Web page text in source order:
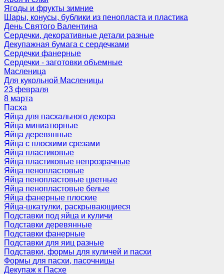
Ягоды и фрукты зимние
Шары, конусы, бублики из пенопласта и пластика
День Святого Валентина
Сердечки, декоративные детали разные
Декупажная бумага с сердечками
Сердечки фанерные
Сердечки - заготовки объемные
Масленица
Для кукольной Масленицы
23 февраля
8 марта
Пасха
Яйца для пасхального декора
Яйца миниатюрные
Яйца деревянные
Яйца с плоскими срезами
Яйца пластиковые
Яйца пластиковые непрозрачные
Яйца пенопластовые
Яйца пенопластовые цветные
Яйца пенопластовые белые
Яйца фанерные плоские
Яйца-шкатулки, раскрывающиеся
Подставки под яйца и куличи
Подставки деревянные
Подставки фанерные
Подставки для яиц разные
Подставки, формы для куличей и пасхи
Формы для пасхи, пасочницы
Декупаж к Пасхе